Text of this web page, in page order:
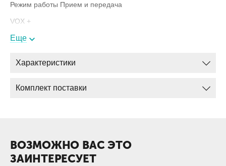
Режим работы Прием и передача
VOX +
Вес 130 г
Еще
Характеристики
Комплект поставки
ВОЗМОЖНО ВАС ЭТО
ЗАИНТЕРЕСУЕТ